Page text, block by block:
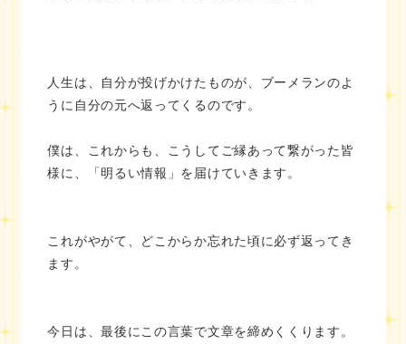
人生は、自分が投げかけたものが、ブーメランのよ
うに自分の元へ返ってくるのです。
僕は、これからも、こうしてご縁あって繋がった皆
様に、「明るい情報」を届けていきます。
これがやがて、どこからか忘れた頃に必ず返ってき
ます。
今日は、最後にこの言葉で文章を締めくくります。